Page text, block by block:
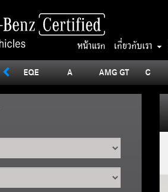
หน้าแรก เกี่ยวกับเรา
EQE A AMG GT C